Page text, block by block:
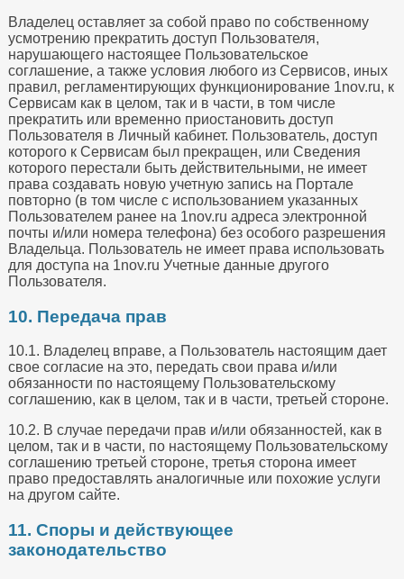
Владелец оставляет за собой право по собственному
усмотрению прекратить доступ Пользователя,
нарушающего настоящее Пользовательское
соглашение, а также условия любого из Сервисов, иных
правил, регламентирующих функционирование 1nov.ru, к
Сервисам как в целом, так и в части, в том числе
прекратить или временно приостановить доступ
Пользователя в Личный кабинет. Пользователь, доступ
которого к Сервисам был прекращен, или Сведения
которого перестали быть действительными, не имеет
права создавать новую учетную запись на Портале
повторно (в том числе с использованием указанных
Пользователем ранее на 1nov.ru адреса электронной
почты и/или номера телефона) без особого разрешения
Владельца. Пользователь не имеет права использовать
для доступа на 1nov.ru Учетные данные другого
Пользователя.
10. Передача прав
10.1. Владелец вправе, а Пользователь настоящим дает
свое согласие на это, передать свои права и/или
обязанности по настоящему Пользовательскому
соглашению, как в целом, так и в части, третьей стороне.
10.2. В случае передачи прав и/или обязанностей, как в
целом, так и в части, по настоящему Пользовательскому
соглашению третьей стороне, третья сторона имеет
право предоставлять аналогичные или похожие услуги
на другом сайте.
11. Споры и действующее
законодательство